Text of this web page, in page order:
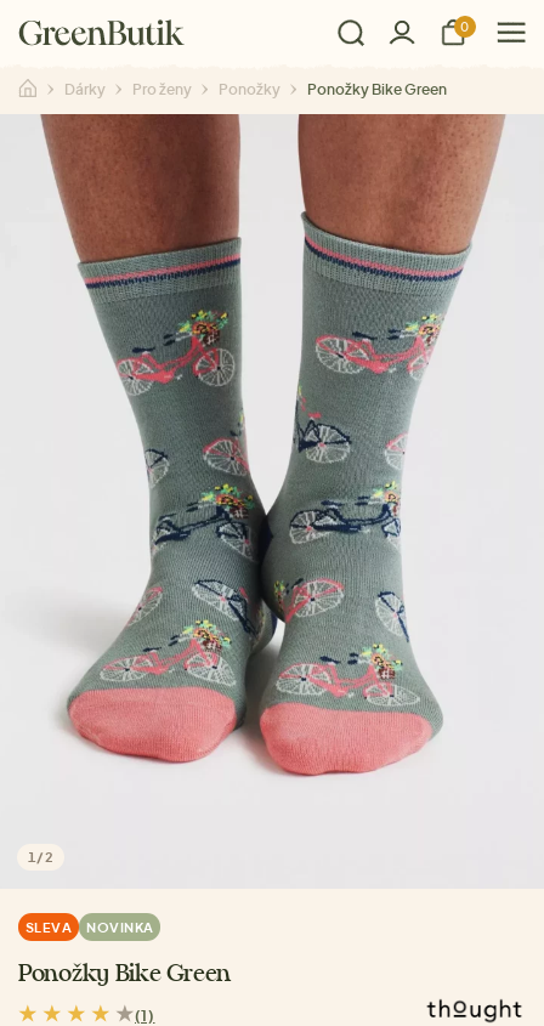
0
Dárky Pro ženy Ponožky Ponožky Bike Green
1 /2
SLEVA NOVINKA
Ponožky Bike Green
(1)